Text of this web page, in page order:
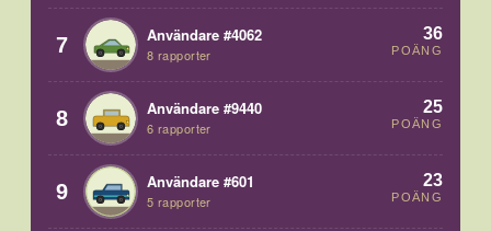
7 Användare #4062
8 rapporter
36
POÄNG
8 Användare #9440
6 rapporter
25
POÄNG
9 Användare #601
5 rapporter
23
POÄNG